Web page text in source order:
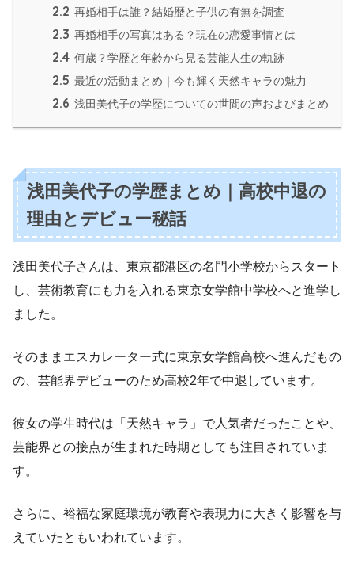
2.2 再婚相手は誰？結婚歴と子供の有無を調査
2.3 再婚相手の写真はある？現在の恋愛事情とは
2.4 何歳？学歴と年齢から見る芸能人生の軌跡
2.5 最近の活動まとめ｜今も輝く天然キャラの魅力
2.6 浅田美代子の学歴についての世間の声およびまとめ
浅田美代子の学歴まとめ｜高校中退の
理由とデビュー秘話
浅田美代子さんは、東京都港区の名門小学校からスタート
し、芸術教育にも力を入れる東京女学館中学校へと進学し
ました。
そのままエスカレーター式に東京女学館高校へ進んだもの
の、芸能界デビューのため高校2年で中退しています。
彼女の学生時代は「天然キャラ」で人気者だったことや、
芸能界との接点が生まれた時期としても注目されていま
す。
さらに、裕福な家庭環境が教育や表現力に大きく影響を与
えていたともいわれています。